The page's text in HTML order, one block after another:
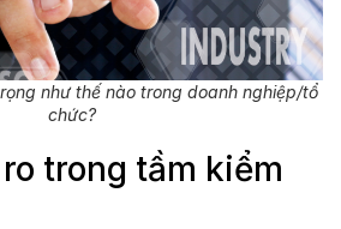
như thế nào trong doanh nghiệp/tổ
chức?
trong tầm kiểm